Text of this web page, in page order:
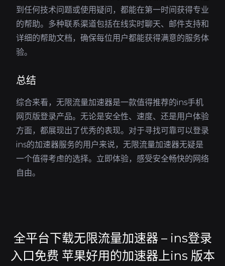
到任何技术问题或使用疑问，都能在第一时间获得专业
的帮助。多种联系渠道包括在线实时聊天、邮件支持和
详细的帮助文档，确保每位用户都能获得满意的服务体
验。
总结
综合来看，无限流量加速器是一款值得推荐的ins手机
网页版登录产品。无论是安全性、速度、还是用户体验
方面，都展现出了优秀的表现。对于寻找可靠可以登录
ins的加速器服务的用户来说，无限流量加速器无疑是
一个值得考虑的选择。立即体验，感受安全畅快的网络
自由。
全平台下载无限流量加速器 – ins登录
入口免费 苹果好用的加速器上ins 版本